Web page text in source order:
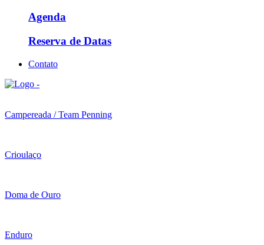
Agenda
Reserva de Datas
Contato
Campereada / Team Penning
Crioulaço
Doma de Ouro
Enduro